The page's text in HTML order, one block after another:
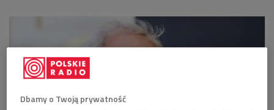
Dbamy o Twoją prywatność